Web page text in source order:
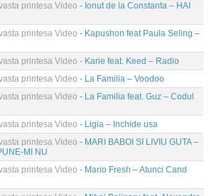
printesa Video - Ionut de la Constanta – HAI
printesa Video - Kapushon feat Paula Seling –
printesa Video - Karie feat. Keed – Radio
printesa Video - La Familia – Voodoo
printesa Video - La Familia feat. Guz – Codul
printesa Video - Ligia – Inchide usa
printesa Video - MARI BABOI SI LIVIU GUTA –
MI NU
printesa Video - Mario Fresh – Atunci Cand